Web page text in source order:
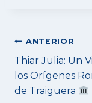
Navegación
de
entradas
ANTERIOR
Thiar Julia: Un
los Orígenes
de Traiguera